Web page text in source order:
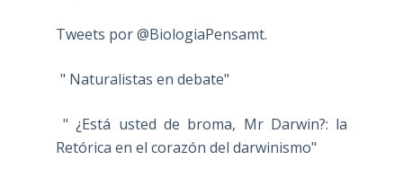
Tweets por @BiologiaPensamt.
" Naturalistas en debate"
" ¿Está usted de broma, Mr Darwin?: la
Retórica en el corazón del darwinismo"